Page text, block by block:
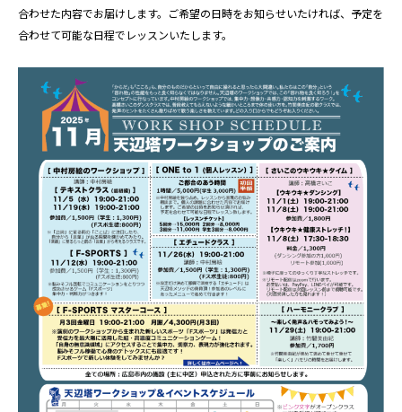
合わせた内容でお届けします。ご希望の日時をお知らせいたければ、予定を
合わせて可能な日程でレッスンいたします。